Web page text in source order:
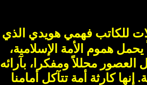
للكاتب فهمي هويدي الذي
هموم الأمة الإسلامية،
العصور محللاً ومفكرا، بآرائه
إنهاكارثة أمة تتآكل أمامنا